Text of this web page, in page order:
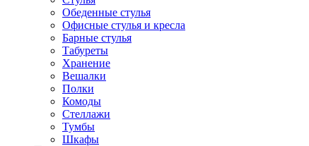
Обеденные стулья
Офисные стулья и кресла
Барные стулья
Табуреты
Хранение
Вешалки
Полки
Комоды
Стеллажи
Тумбы
Шкафы